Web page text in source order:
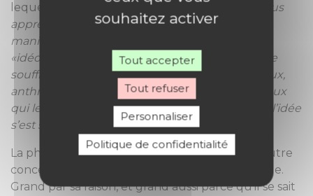
lequel la réalité est supérieure à l’idée, qui
«nous
apprend à nous tenir éloignés des diverses
manières d’occulter la réalité»
«idéologies mortifères dont nous continuons de
souffrir dans les domaines économiques, sociaux,
anthropologiques ou moraux»qui
«tiennent ceux
qui les suivent dans des bulles de croyance où l’idée
s’est substituée au réel».
La philosophie de Blaise Pascal tient dans un autre
concept: l’homme est à la fois grand et misérable.
Grand par sa raison, et grand aussi parce qu’il se sait
souhaitez activer
Tout accepter
Tout refuser
Personnaliser
Politique de confidentialité